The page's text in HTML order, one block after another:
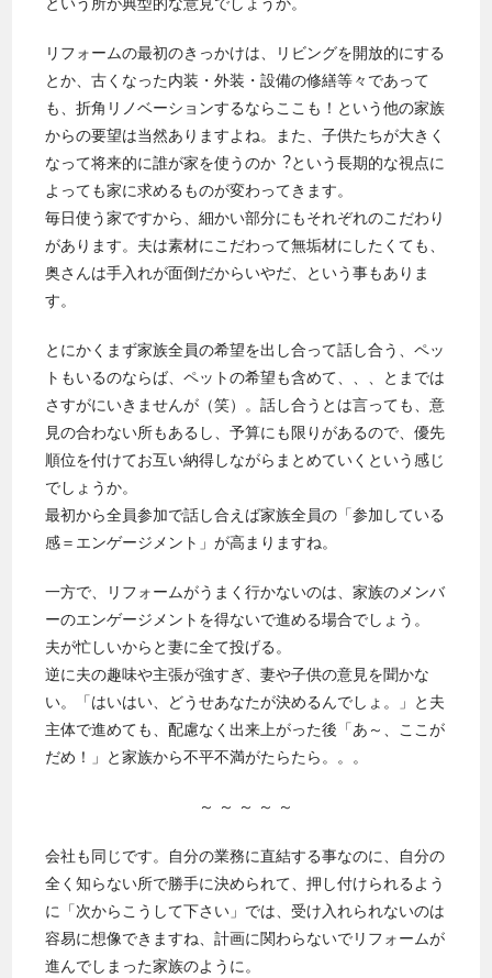
リフォームの最初のきっかけは、リビングを開放的にする
とか、古くなった内装・外装・設備の修繕等々であって
も、折角リノベーションするならここも！という他の家族
からの要望は当然ありますよね。また、子供たちが大きく
なって将来的に誰が家を使うのか︖という長期的な視点に
よっても家に求めるものが変わってきます。
毎日使う家ですから、細かい部分にもそれぞれのこだわり
があります。夫は素材にこだわって無垢材にしたくても、
奥さんは手入れが面倒だからいやだ、という事もありま
す。
とにかくまず家族全員の希望を出し合って話し合う、ペッ
トもいるのならば、ペットの希望も含めて、、、とまでは
さすがにいきませんが（笑）。話し合うとは言っても、意
見の合わない所もあるし、予算にも限りがあるので、優先
順位を付けてお互い納得しながらまとめていくという感じ
でしょうか。
最初から全員参加で話し合えば家族全員の「参加している
感＝エンゲージメント」が高まりますね。
一方で、リフォームがうまく行かないのは、家族のメンバ
ーのエンゲージメントを得ないで進める場合でしょう。
夫が忙しいからと妻に全て投げる。
逆に夫の趣味や主張が強すぎ、妻や子供の意見を聞かな
い。「はいはい、どうせあなたが決めるんでしょ。」と夫
主体で進めても、配慮なく出来上がった後「あ～、ここが
だめ！」と家族から不平不満がたらたら。。。
～ ～ ～ ～ ～
会社も同じです。自分の業務に直結する事なのに、自分の
全く知らない所で勝手に決められて、押し付けられるよう
に「次からこうして下さい」では、受け入れられないのは
容易に想像できますね、計画に関わらないでリフォームが
進んでしまった家族のように。